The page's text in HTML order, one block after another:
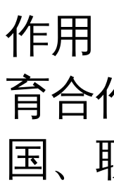
作用
育合
国、